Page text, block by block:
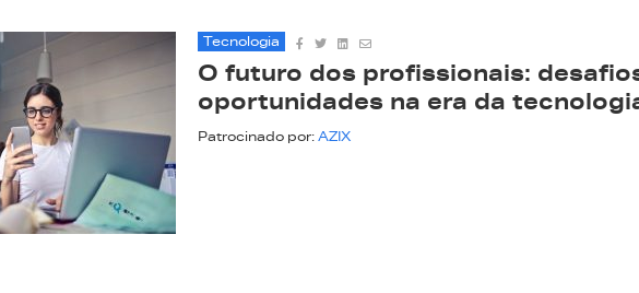
Tecnologia
O futuro dos profissionais:
oportunidades na era da
Patrocinado por: AZIX